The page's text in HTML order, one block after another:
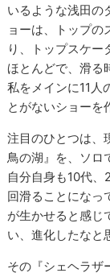
いるような浅田の
ョーは、トップの
り、トップスケー
ほとんどで、滑る
私をメインに11人
とがないショーを
注目のひとつは、
鳥の湖』を、ソロ
自分自身も10代
回滑ることになっ
が生かせると感じ
い、進化したなと
その『シェヘラザ